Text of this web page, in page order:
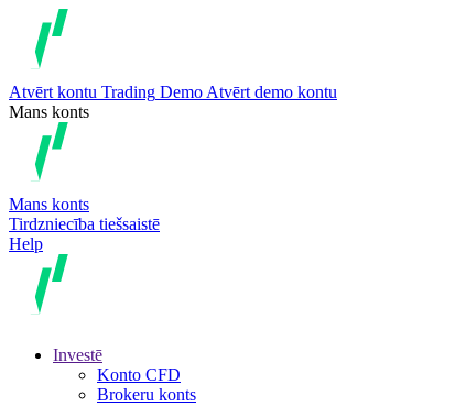
Atvērt kontu Trading Demo Atvērt demo kontu
Mans konts
Mans konts
Tirdzniecība tiešsaistē
Help
Investē
Konto CFD
Brokeru konts